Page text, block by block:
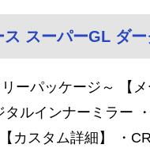
スーパーGL ダ
ーパッケージ～ 【
タルインナーミラー
カスタム詳細】 ・